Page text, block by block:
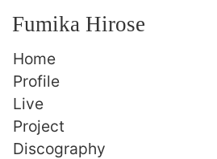
Fumika Hirose
Home
Profile
Live
Project
Discography